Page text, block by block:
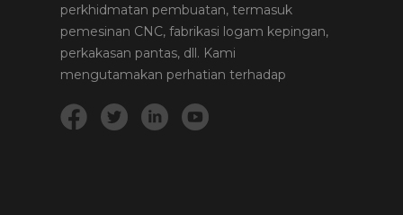
perkhidmatan pembuatan, termasuk
pemesinan CNC, fabrikasi logam kepingan,
perkakasan pantas, dll. Kami
mengutamakan perhatian terhadap
dan produk yang kami jalankan.